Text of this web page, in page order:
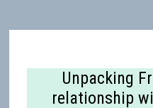
Unpacking
relationship